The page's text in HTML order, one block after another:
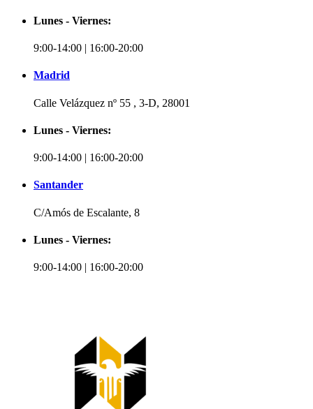
Lunes - Viernes:
9:00-14:00 | 16:00-20:00
Madrid
Calle Velázquez nº 55 , 3-D, 28001
Lunes - Viernes:
9:00-14:00 | 16:00-20:00
Santander
C/Amós de Escalante, 8
Lunes - Viernes:
9:00-14:00 | 16:00-20:00